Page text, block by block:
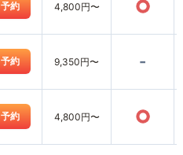
予約 4,800円〜 ○
予約 9,350円〜 -
予約 4,800円〜 ○